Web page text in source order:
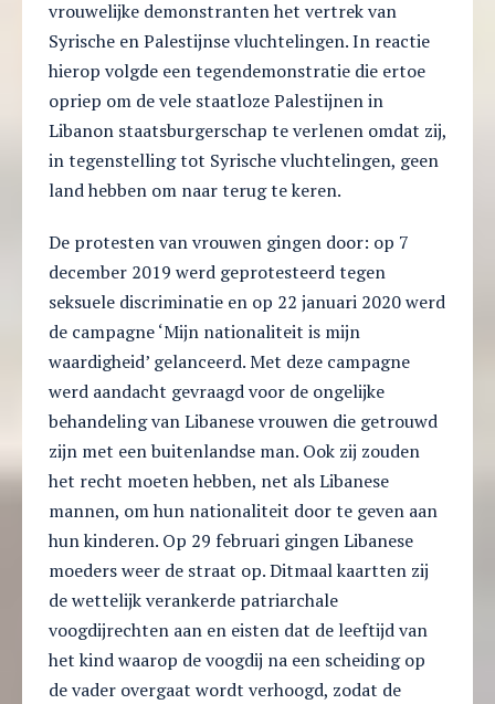
vrouwelijke demonstranten het vertrek van
Syrische en Palestijnse vluchtelingen. In reactie
hierop volgde een tegendemonstratie die ertoe
opriep om de vele staatloze Palestijnen in
Libanon staatsburgerschap te verlenen omdat zij,
in tegenstelling tot Syrische vluchtelingen, geen
land hebben om naar terug te keren.
De protesten van vrouwen gingen door: op 7
december 2019 werd geprotesteerd tegen
seksuele discriminatie en op 22 januari 2020 werd
de campagne ‘Mijn nationaliteit is mijn
waardigheid’ gelanceerd. Met deze campagne
werd aandacht gevraagd voor de ongelijke
behandeling van Libanese vrouwen die getrouwd
zijn met een buitenlandse man. Ook zij zouden
het recht moeten hebben, net als Libanese
mannen, om hun nationaliteit door te geven aan
hun kinderen. Op 29 februari gingen Libanese
moeders weer de straat op. Ditmaal kaartten zij
de wettelijk verankerde patriarchale
voogdijrechten aan en eisten dat de leeftijd van
het kind waarop de voogdij na een scheiding op
de vader overgaat wordt verhoogd, zodat de